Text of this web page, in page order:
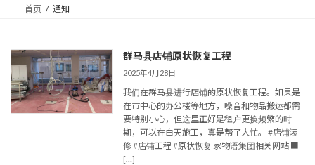
首页 通知
群马县店铺原状恢复工程
2025年4月28日
我们在群马县进行店铺的原状恢复工程。如果是
在市中心的办公楼等地方，噪音和物品搬运都需
要特别小心，但这里正好是租户更换频繁的时
期，可以在白天施工，真是帮了大忙。 #店铺装
修 #店铺工程 #原状恢复 家物语集团相关网站 ■
[…]